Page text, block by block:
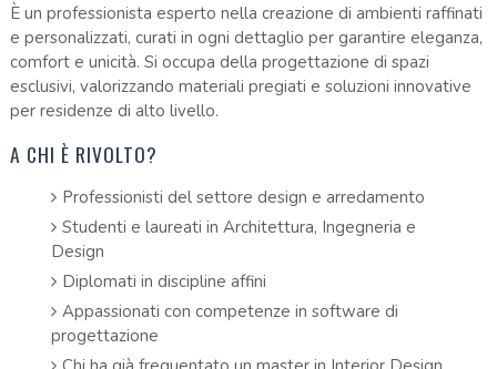
È un professionista esperto nella creazione di ambienti raffinati
e personalizzati, curati in ogni dettaglio per garantire eleganza,
comfort e unicità. Si occupa della progettazione di spazi
esclusivi, valorizzando materiali pregiati e soluzioni innovative
per residenze di alto livello.
A CHI È RIVOLTO?
Professionisti del settore design e arredamento
Studenti e laureati in Architettura, Ingegneria e
Design
Diplomati in discipline affini
Appassionati con competenze in software di
progettazione